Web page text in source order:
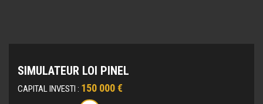
SIMULATEUR LOI PINEL
CAPITAL INVESTI : 150 000 €